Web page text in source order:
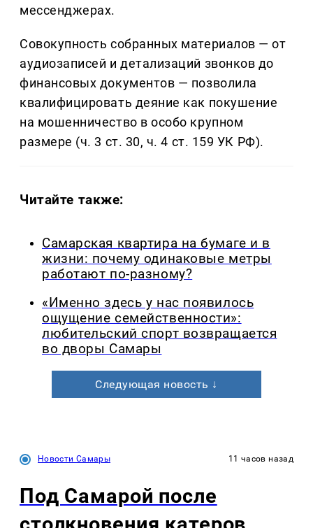
мессенджерах.
Совокупность собранных материалов — от
аудиозаписей и детализаций звонков до
финансовых документов — позволила
квалифицировать деяние как покушение
на мошенничество в особо крупном
размере (ч. 3 ст. 30, ч. 4 ст. 159 УК РФ).
Читайте также:
Самарская квартира на бумаге и в
жизни: почему одинаковые метры
работают по-разному?
«Именно здесь у нас появилось
ощущение семейственности»:
любительский спорт возвращается
во дворы Самары
Следующая новость ↓
Новости Самары 11 часов назад
Под Самарой после